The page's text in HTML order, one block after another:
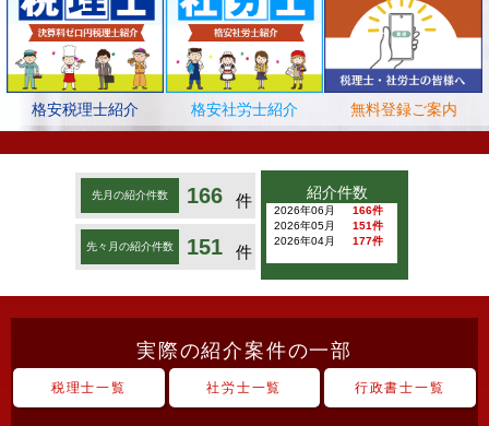
格安税理士紹介 格安社労士紹介 無料登録ご案内
先月の紹介件数 166 件
先々月の紹介件数 151 件
紹介件数
2026年06月
166件
2026年05月
151件
2026年04月
177件
実際の紹介案件の一部
税理士一覧 社労士一覧 行政書士一覧